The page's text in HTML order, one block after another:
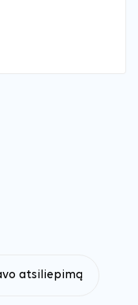
atsiliepimą